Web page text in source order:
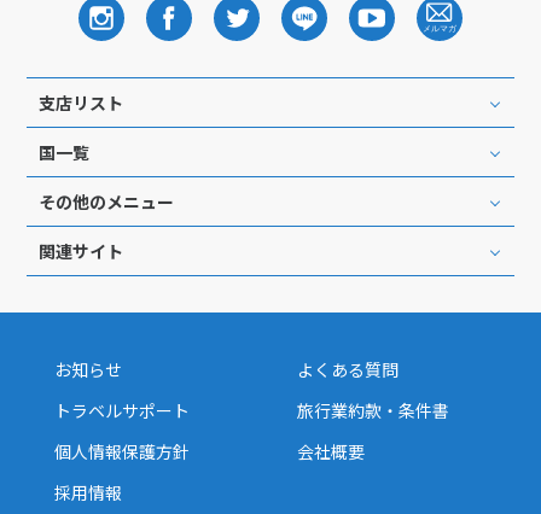
支店リスト
国一覧
その他のメニュー
関連サイト
お知らせ
よくある質問
トラベルサポート
旅行業約款・条件書
個人情報保護方針
会社概要
採用情報